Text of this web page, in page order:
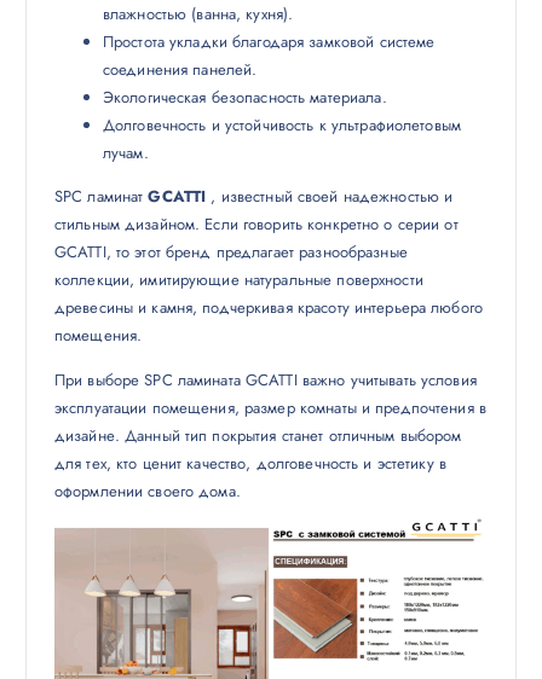
влажностью (ванна, кухня).
Простота укладки благодаря замковой системе
соединения панелей.
Экологическая безопасность материала.
Долговечность и устойчивость к ультрафиолетовым
лучам.
SPC ламинатGCATTI , известный своей надежностью и
стильным дизайном. Если говорить конкретно о серии от
GCATTI, то этот бренд предлагает разнообразные
коллекции, имитирующие натуральные поверхности
древесины и камня, подчеркивая красоту интерьера любого
помещения.
При выборе SPC ламината GCATTI важно учитывать условия
эксплуатации помещения, размер комнаты и предпочтения в
дизайне. Данный тип покрытия станет отличным выбором
для тех, кто ценит качество, долговечность и эстетику в
оформлении своего дома.